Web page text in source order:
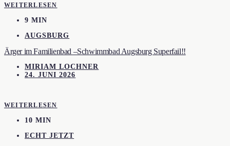
WEITERLESEN
9 MIN
AUGSBURG
Ärger im Familienbad –Schwimmbad Augsburg Superfail!!
MIRIAM LOCHNER
24. JUNI 2026
WEITERLESEN
10 MIN
ECHT JETZT